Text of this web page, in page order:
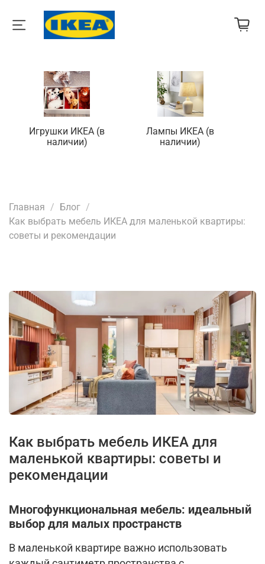
Игрушки ИКЕА (в
наличии)
Лампы ИКЕА (в
наличии)
Главная
Блог
Как выбрать мебель ИКЕА для маленькой квартиры:
советы и рекомендации
Как выбрать мебель ИКЕА для
маленькой квартиры: советы и
рекомендации
Многофункциональная мебель: идеальный
выбор для малых пространств
В маленькой квартире важно использовать